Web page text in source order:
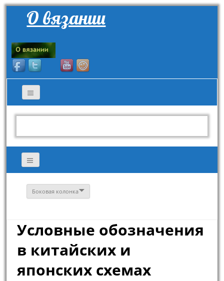
О вязании
Боковая колонка
Условные обозначения
в китайских и
японских схемах